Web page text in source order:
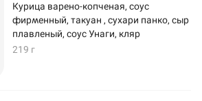
Курица варено-копченая, соус
фирменный, такуан , сухари панко, сыр
плавленый, соус Унаги, кляр
219 г